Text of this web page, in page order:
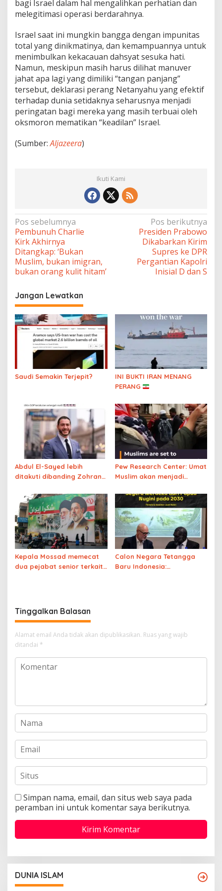
bagi Israel dalam hal mengalihkan perhatian dan
melegitimasi operasi berdarahnya.
Israel saat ini mungkin bangga dengan impunitas
total yang dinikmatinya, dan kemampuannya untuk
menimbulkan kekacauan dahsyat sesuka hati.
Namun, meskipun masih harus dilihat manuver
jahat apa lagi yang dimiliki “tangan panjang”
tersebut, deklarasi perang Netanyahu yang efektif
terhadap dunia setidaknya seharusnya menjadi
peringatan bagi mereka yang masih terbuai oleh
oksmoron mematikan “keadilan” Israel.
(Sumber:Aljazeera)
Ikuti Kami
Navigasi
pos
Pos sebelumnya
Pembunuh Charlie
Kirk Akhirnya
Ditangkap: ‘Bukan
Muslim, bukan imigran,
bukan orang kulit hitam’
Pos berikutnya
Presiden Prabowo
Dikabarkan Kirim
Supres ke DPR
Pergantian Kapolri
Inisial D dan S
Jangan Lewatkan
Saudi Semakin Terjepit?
INI BUKTI IRAN MENANG
PERANG
Abdul El-Sayed lebih
ditakuti dibanding Zohran
Pew Research Center: Umat
Muslim akan menjadi
terbesar kedua di AS 2040
kalahkan Yahudi
Kepala Mossad memecat
dua pejabat senior terkait
Calon Negara Tetangga
Baru Indonesia:
Tinggalkan Balasan
Alamat email Anda tidak akan dipublikasikan. Ruas yang wajib
ditandai *
Simpan nama, email, dan situs web saya pada
peramban ini untuk komentar saya berikutnya.
DUNIA ISLAM